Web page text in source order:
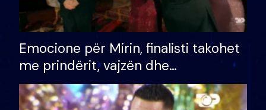
Emocione për Mirin, finalisti takohet
me prindërit, vajzën dhe
bashkëshorten: S’kemi ndonjë letër
divorci apo jo?